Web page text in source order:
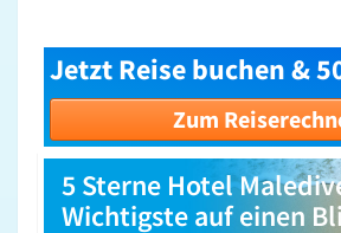
Jetzt Reise buchen &
Zum
5 Sterne Hotel
Wichtigste auf einen